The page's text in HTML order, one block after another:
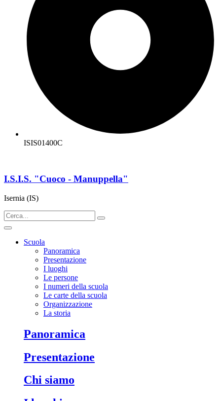
ISIS01400C
I.S.I.S. "Cuoco - Manuppella"
Isernia (IS)
Scuola
Panoramica
Presentazione
I luoghi
Le persone
I numeri della scuola
Le carte della scuola
Organizzazione
La storia
panoramica
presentazione
chi siamo